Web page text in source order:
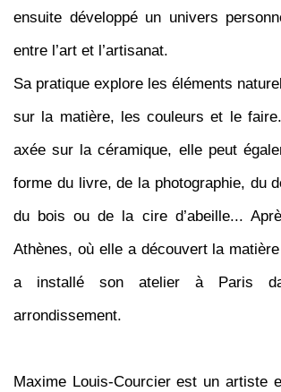
ensuite développé un univers
entre l’art et l’artisanat.
Sa pratique explore les éléments
sur la matière, les couleurs et le
axée sur la céramique, elle peut
forme du livre, de la photographie, du
du bois ou de la cire d’abeille...
Athènes, où elle a découvert la
a installé son atelier à Paris
arrondissement.
Maxime Louis-Courcierest un artiste